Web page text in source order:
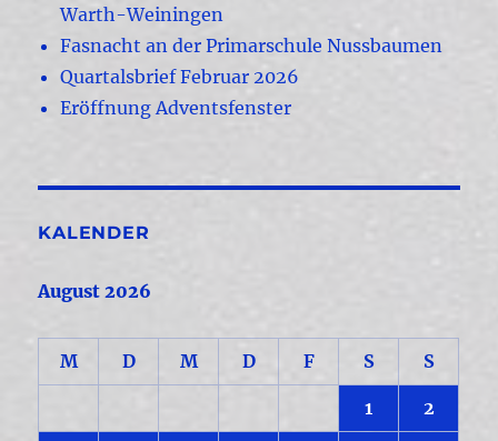
Warth-Weiningen
Fasnacht an der Primarschule Nussbaumen
Quartalsbrief Februar 2026
Eröffnung Adventsfenster
KALENDER
August 2026
M D M D F S S
1 2